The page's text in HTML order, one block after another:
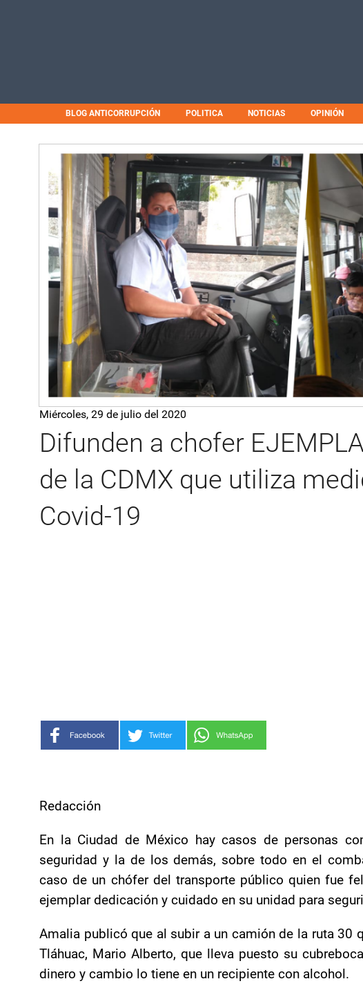
BLOG ANTICORRUPCIÓN POLITICA NOTICIAS OPINIÓN
Miércoles, 29 de julio del 2020
Difunden a chofer
de la CDMX que utiliza
Covid-19
Redacción
En la Ciudad de México hay casos de personas
seguridad y la de los demás, sobre todo en el
caso de un chófer del transporte público quien fue
ejemplar dedicación y cuidado en su unidad para
Amalia publicó que al subir a un camión de la ruta 30
Tláhuac, Mario Alberto, que lleva puesto su
dinero y cambio lo tiene en un recipiente con alcohol.